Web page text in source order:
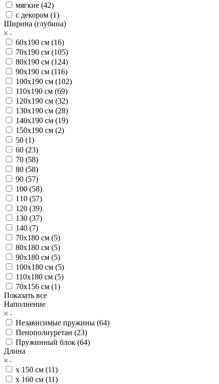
мягкие (42)
с декором (1)
Ширина (глубина)
60х190 см (16)
70х190 см (105)
80х190 см (124)
90х190 см (116)
100х190 см (102)
110х190 см (69)
120х190 см (32)
130х190 см (28)
140х190 см (19)
150х190 см (2)
50 (1)
60 (23)
70 (58)
80 (58)
90 (57)
100 (58)
110 (57)
120 (39)
130 (37)
140 (7)
70х180 см (5)
80х180 см (5)
90х180 см (5)
100х180 см (5)
110х180 см (5)
70х156 см (1)
Показать все
Наполнение
Независимые пружины (64)
Пенополиуретан (23)
Пружинный блок (64)
Длина
х 150 см (11)
х 160 см (11)